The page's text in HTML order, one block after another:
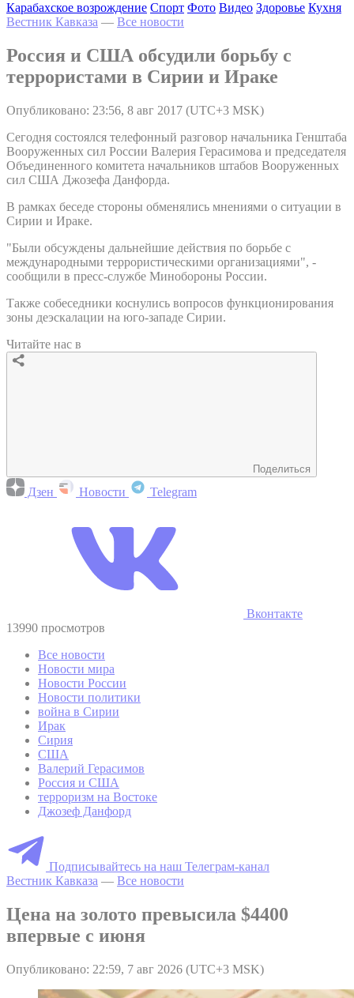
Карабахское возрождение Спорт Фото Видео Здоровье Кухня
Вестник Кавказа — Все новости
Россия и США обсудили борьбу с
террористами в Сирии и Ираке
Опубликовано: 23:56, 8 авг 2017 (UTC+3 MSK)
Сегодня состоялся телефонный разговор начальника Генштаба
Вооруженных сил России Валерия Герасимова и председателя
Объединенного комитета начальников штабов Вооруженных
сил США Джозефа Данфорда.
В рамках беседе стороны обменялись мнениями о ситуации в
Сирии и Ираке.
"Были обсуждены дальнейшие действия по борьбе с
международными террористическими организациями", -
сообщили в пресс-службе Минобороны России.
Также собеседники коснулись вопросов функционирования
зоны деэскалации на юго-западе Сирии.
Читайте нас в
Поделиться
Дзен Новости Telegram
Вконтакте
13990 просмотров
Все новости
Новости мира
Новости России
Новости политики
война в Сирии
Ирак
Сирия
США
Валерий Герасимов
Россия и США
терроризм на Востоке
Джозеф Данфорд
Подписывайтесь на наш Телеграм-канал
Вестник Кавказа — Все новости
Цена на золото превысила $4400
впервые с июня
Опубликовано: 22:59, 7 авг 2026 (UTC+3 MSK)